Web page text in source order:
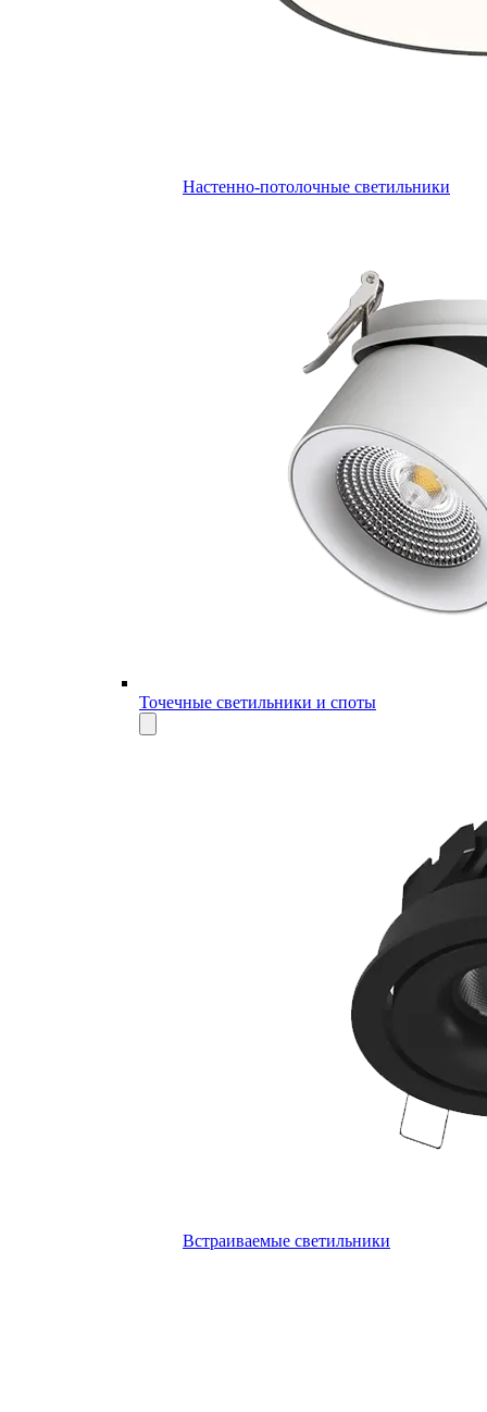
Настенно-потолочные светильники
Точечные светильники и споты
Встраиваемые светильники